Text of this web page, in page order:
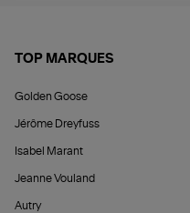
TOP MARQUES
Golden Goose
Jérôme Dreyfuss
Isabel Marant
Jeanne Vouland
Autry